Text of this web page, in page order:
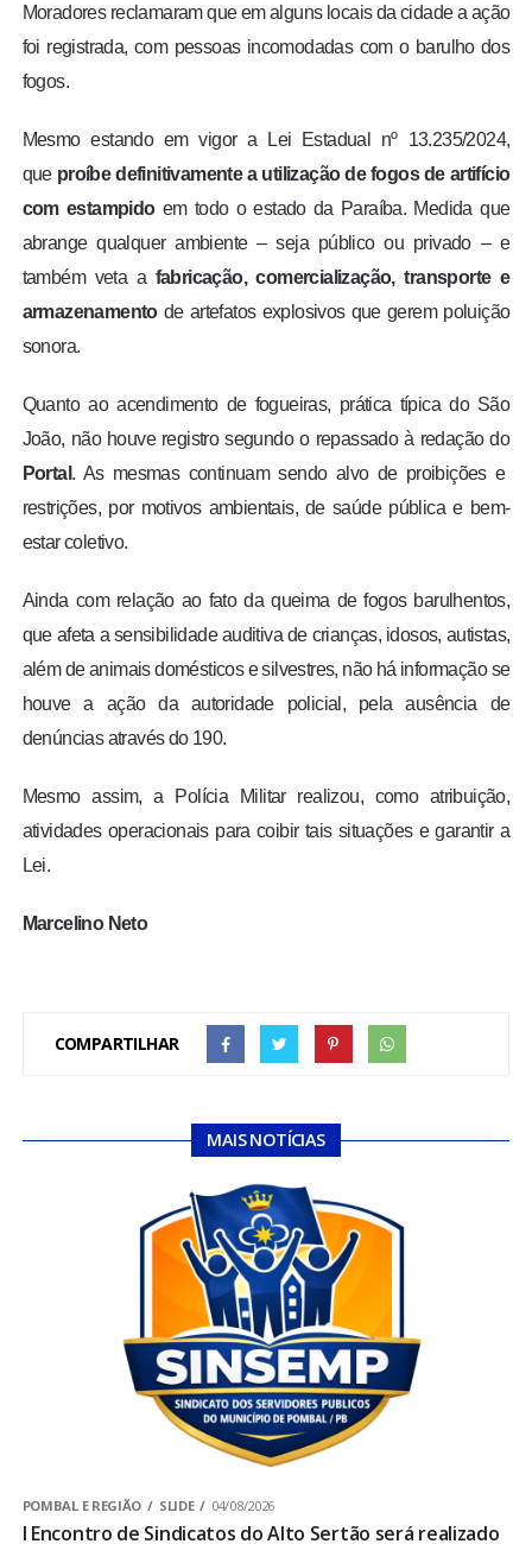
Moradores reclamaram que em alguns locais da cidade a ação
foi registrada, com pessoas incomodadas com o barulho dos
fogos.
Mesmo estando em vigor a Lei Estadual nº 13.235/2024,
que proíbe definitivamente a utilização de fogos de artifício
com estampidoem todo o estado da Paraíba. Medida que
abrange qualquer ambiente – seja público ou privado – e
também veta a fabricação, comercialização, transporte e
armazenamentode artefatos explosivos que gerem poluição
sonora.
Quanto ao acendimento de fogueiras, prática típica do São
João, não houve registro segundo o repassado à redação do
Portal . As mesmas continuam sendo alvo de proibições e
restrições, por motivos ambientais, de saúde pública e bem-
estar coletivo.
Ainda com relação ao fato da queima de fogos barulhentos,
que afeta a sensibilidade auditiva de crianças, idosos, autistas,
além de animais domésticos e silvestres, não há informação se
houve a ação da autoridade policial, pela ausência de
denúncias através do 190.
Mesmo assim, a Polícia Militar realizou, como atribuição,
atividades operacionais para coibir tais situações e garantir a
Lei.
Marcelino Neto
COMPARTILHAR
MAIS NOTÍCIAS
POMBAL E REGIÃO SLIDE 04/08/2026
I Encontro de Sindicatos do Alto Sertão será realizado